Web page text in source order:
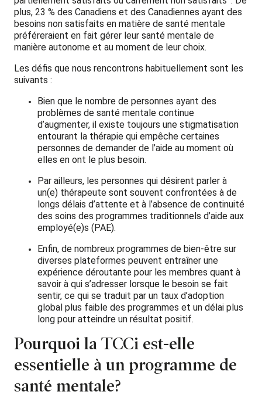
plus, 23 % des Canadiens et des Canadiennes ayant des
besoins non satisfaits en matière de santé mentale
préféreraient en fait gérer leur santé mentale de
manière autonome et au moment de leur choix.
Les défis que nous rencontrons habituellement sont les
suivants :
Bien que le nombre de personnes ayant des
problèmes de santé mentale continue
d’augmenter, il existe toujours une stigmatisation
entourant la thérapie qui empêche certaines
personnes de demander de l’aide au moment où
elles en ont le plus besoin.
Par ailleurs, les personnes qui désirent parler à
un(e) thérapeute sont souvent confrontées à de
longs délais d’attente et à l’absence de continuité
des soins des programmes traditionnels d’aide aux
employé(e)s (PAE).
Enfin, de nombreux programmes de bien-être sur
diverses plateformes peuvent entraîner une
expérience déroutante pour les membres quant à
savoir à qui s’adresser lorsque le besoin se fait
sentir, ce qui se traduit par un taux d’adoption
global plus faible des programmes et un délai plus
long pour atteindre un résultat positif.
Pourquoi la TCCi est-elle
essentielle à un programme de
santé mentale?